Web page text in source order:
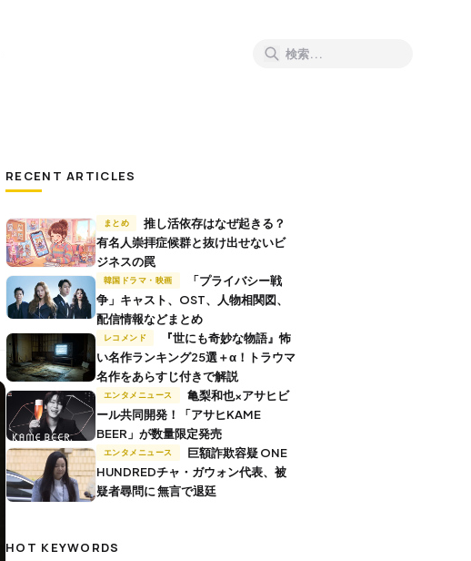
RECENT ARTICLES
まとめ
推し活依存はなぜ起きる？
有名人崇拝症候群と抜け出せないビ
ジネスの罠
韓国ドラマ・映画
争」キャスト、OST、人物相関図、
配信情報などまとめ
レコメンド
い名作ランキング25選＋α！トラウマ
名作をあらすじ付きで解説
エンタメニュース
ール共同開発！「アサヒKAME
BEER」が数量限定発売
エンタメニュース
HUNDREDチャ・ガウォン代表、被
疑者尋問に 無言で退廷
HOT KEYWORDS